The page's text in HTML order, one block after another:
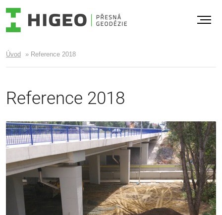
Úvod » Reference 2018
Reference 2018